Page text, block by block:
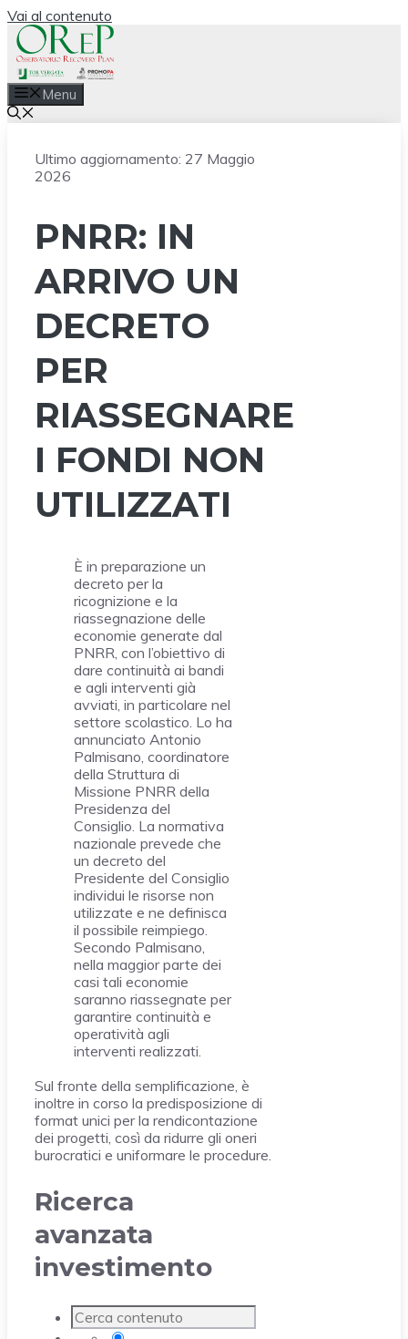
Vai al contenuto
Menu
Ultimo aggiornamento: 27 Maggio
2026
PNRR: IN
ARRIVO UN
DECRETO
PER
RIASSEGNARE
I FONDI NON
UTILIZZATI
È in preparazione un
decreto per la
ricognizione e la
riassegnazione delle
economie generate dal
PNRR, con l’obiettivo di
dare continuità ai bandi
e agli interventi già
avviati, in particolare nel
settore scolastico. Lo ha
annunciato Antonio
Palmisano, coordinatore
della Struttura di
Missione PNRR della
Presidenza del
Consiglio. La normativa
nazionale prevede che
un decreto del
Presidente del Consiglio
individui le risorse non
utilizzate e ne definisca
il possibile reimpiego.
Secondo Palmisano,
nella maggior parte dei
casi tali economie
saranno riassegnate per
garantire continuità e
operatività agli
interventi realizzati.
Sul fronte della semplificazione, è
inoltre in corso la predisposizione di
format unici per la rendicontazione
dei progetti, così da ridurre gli oneri
burocratici e uniformare le procedure.
Ricerca
avanzata
investimento